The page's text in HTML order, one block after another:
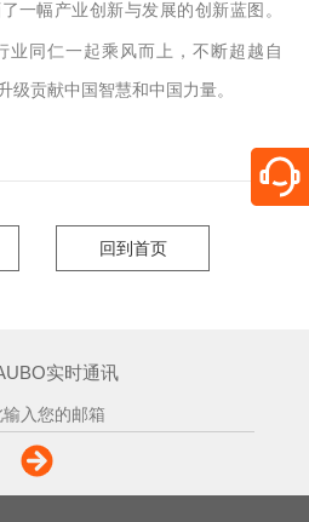
一幅产业创新与发展的创新蓝图。
业同仁一起乘风而上，不断超越自
级贡献中国智慧和中国力量。
回到首页
实时通讯